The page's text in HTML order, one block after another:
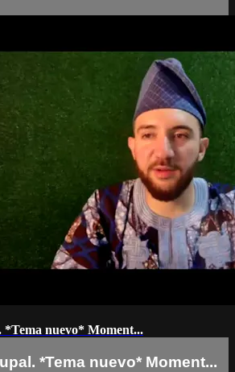
*Tema nuevo* Moment...
*Tema nuevo* Moment...